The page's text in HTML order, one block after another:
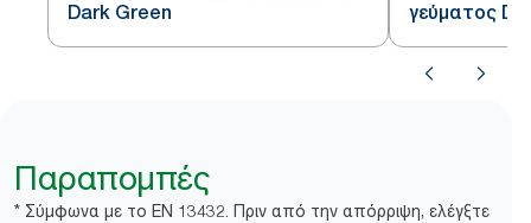
Dark Green
γεύματος
Παραπομπές
* Σύμφωνα με το EN 13432. Πριν από την απόρριψη, ελέγξτε